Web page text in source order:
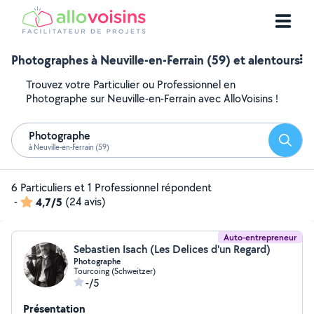
Photographes à Neuville-en-Ferrain (59) et alentours
Trouvez votre Particulier ou Professionnel en
Photographe sur Neuville-en-Ferrain avec AlloVoisins !
Photographe
à Neuville-en-Ferrain (59)
6 Particuliers et 1 Professionnel répondent
-
4,7/5 (24 avis)
Auto-entrepreneur
Sebastien Isach (Les Delices d'un Regard)
Photographe
Tourcoing (Schweitzer)
-/5
Présentation